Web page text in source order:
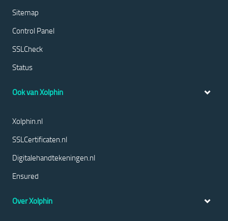
Sitemap
Control Panel
SSLCheck
Status
Ook van Xolphin
Xolphin.nl
SSLCertificaten.nl
Digitalehandtekeningen.nl
Ensured
Over Xolphin